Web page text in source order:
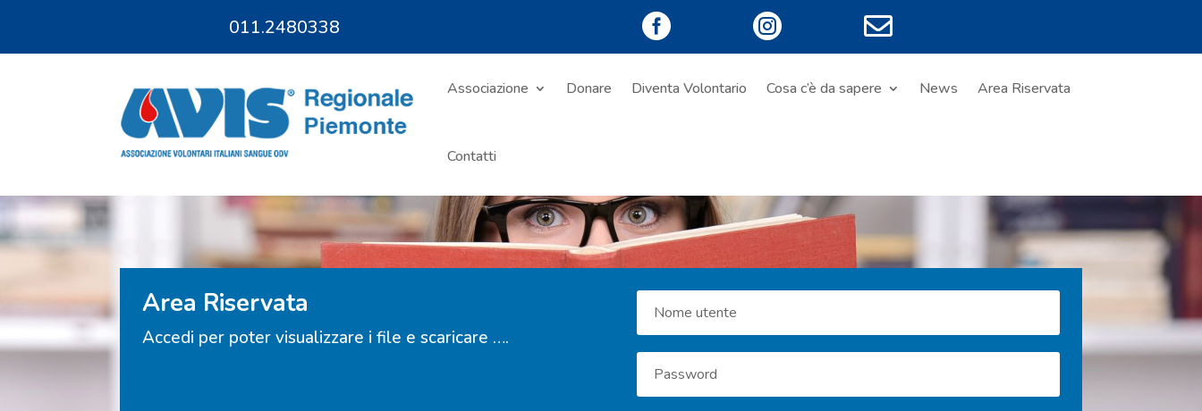
011.2480338   
Associazione Donare Diventa Volontario Cosa c’è da sapere News Area Riservata
Contatti
Area Riservata
Accedi per poter visualizzare i file e scaricare ….